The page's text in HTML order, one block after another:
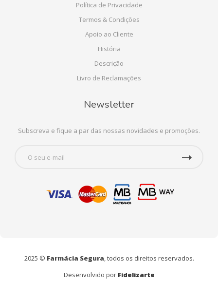
Política de Privacidade
Termos & Condições
Apoio ao Cliente
História
Descrição
Livro de Reclamações
Newsletter
Subscreva e fique a par das nossas novidades e promoções.
2025 © Farmácia Segura, todos os direitos reservados.
Desenvolvido por Fidelizarte